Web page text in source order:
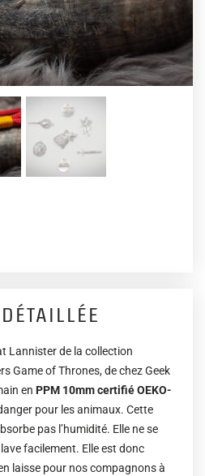
Lannister de la collection
Game of Thrones, de chez Geek
en PPM 10mm certifié OEKO-
pour les animaux. Cette
pas l’humidité. Elle ne se
facilement. Elle est donc
laisse pour nos compagnons à